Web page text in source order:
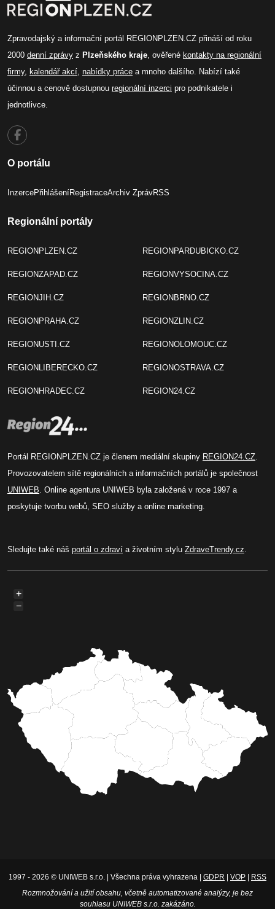
Zpravodajský a informační portál REGIONPLZEN.CZ přináší od roku
2000 denní zprávy z Plzeňského kraje, ověřené kontakty na regionální
firmy, kalendář akcí, nabídky práce a mnoho dalšího. Nabízí také
účinnou a cenově dostupnou regionální inzerci pro podnikatele i
jednotlivce.
O portálu
InzercePřihlášeníRegistraceArchiv ZprávRSS
Regionální portály
REGIONPLZEN.CZ
REGIONZAPAD.CZ
REGIONJIH.CZ
REGIONPRAHA.CZ
REGIONUSTI.CZ
REGIONLIBERECKO.CZ
REGIONHRADEC.CZ
REGIONPARDUBICKO.CZ
REGIONVYSOCINA.CZ
REGIONBRNO.CZ
REGIONZLIN.CZ
REGIONOLOMOUC.CZ
REGIONOSTRAVA.CZ
REGION24.CZ
Portál REGIONPLZEN.CZ je členem mediální skupiny REGION24.CZ.
Provozovatelem sítě regionálních a informačních portálů je společnost
UNIWEB. Online agentura UNIWEB byla založená v roce 1997 a
poskytuje tvorbu webů, SEO služby a online marketing.
Sledujte také náš portál o zdraví a životním stylu ZdraveTrendy.cz.
+
−
1997 - 2026 © UNIWEB s.r.o. | Všechna práva vyhrazena | GDPR VOP
RSS
Rozmnožování a užití obsahu, včetně automatizované analýzy, je bez
souhlasu UNIWEB s.r.o. zakázáno.